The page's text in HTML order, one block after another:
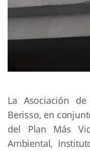
La Asociación
Berisso, en
del Plan Más
Ambiental,